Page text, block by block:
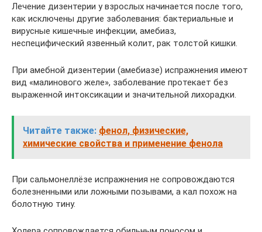
Лечение дизентерии у взрослых начинается после того,
как исключены другие заболевания: бактериальные и
вирусные кишечные инфекции, амебиаз,
неспецифический язвенный колит, рак толстой кишки.
При амебной дизентерии (амебиазе) испражнения имеют
вид «малинового желе», заболевание протекает без
выраженной интоксикации и значительной лихорадки.
Читайте также: фенол, физические,
химические свойства и применение фенола
При сальмонеллёзе испражнения не сопровождаются
болезненными или ложными позывами, а кал похож на
болотную тину.